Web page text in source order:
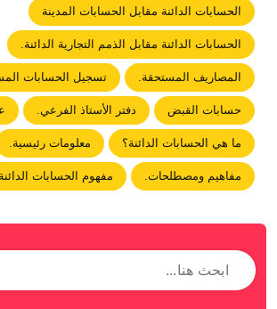
الحسابات الدائنة مقابل الحسابات المدينة
الحسابات الدائنة مقابل الذمم التجارية الدائنة.
المصاريف المستحقة. تسجيل الحسابات
حسابات القبض دفتر الأستاذ الفرعي.
ما هي الحسابات الدائنة؟ معلومات رئيسية.
مفاهيم ومصطلحات. مفهوم الحسابات